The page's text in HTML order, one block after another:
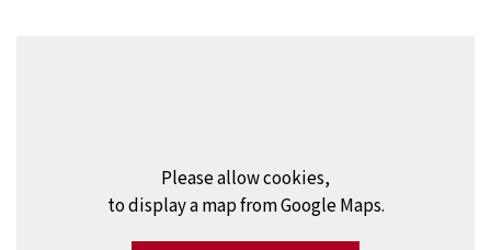
Please allow cookies,
to display a map from Google Maps.